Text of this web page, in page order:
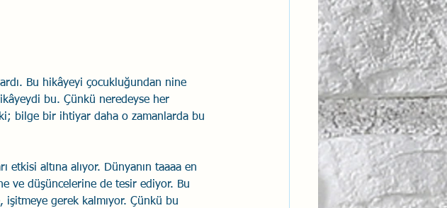
Bu hikâyeyi çocukluğundan nine
bu. Çünkü neredeyse her
bilge bir ihtiyar daha o zamanlarda bu
etkisi altına alıyor. Dünyanın taaaa en
ve düşüncelerine de tesir ediyor. Bu
gerek kalmıyor. Çünkü bu